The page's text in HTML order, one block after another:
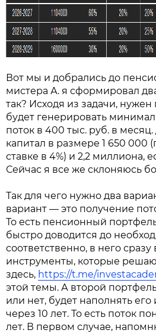
Вот мы и добрались до
мистера А. я сформировал
так? Исходя из задачи,
будет генерировать
поток в 400 тыс. руб. в месяц.
капитал в размере 1 650 000
ставке в 4%) и 2,2 миллиона,
Сейчас я все же склоняюсь
Так для чего нужно два
вариант — это получение
То есть пенсионный
быстро доводится до
соответственно, в него
инструменты, которые
здесь, https://t.me/
этой темы. А второй
или нет, будет наполнять
через 10 лет. То есть поток
лет. В первом случае,